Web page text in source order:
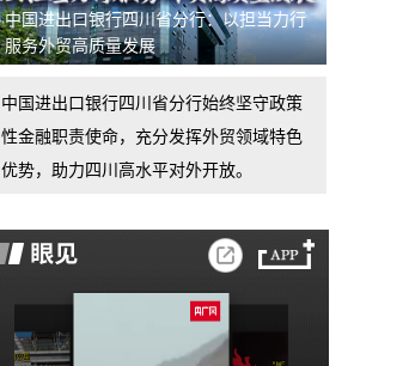
中国进出口银行四川省分行：以担当力行
服务外贸高质量发展
中国进出口银行四川省分行始终坚守政策
性金融职责使命，充分发挥外贸领域特色
优势，助力四川高水平对外开放。